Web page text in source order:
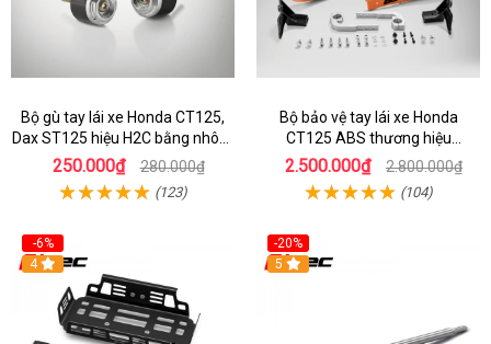
Bộ gù tay lái xe Honda CT125,
Dax ST125 hiệu H2C bằng nhôm
hợp kim
250.000₫ 280.000₫
(123)
Bộ bảo vệ tay lái xe Honda
CT125 ABS thương hiệu
Barkbuster màu đỏ
2.500.000₫ 2.800.000₫
(104)
-6%
4
-20%
5